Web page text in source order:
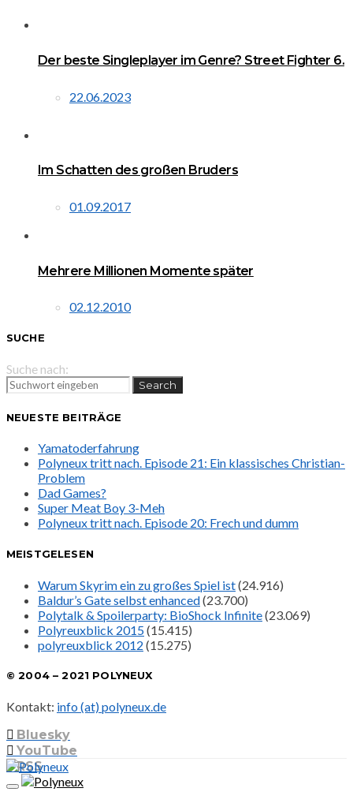
Der beste Singleplayer im Genre? Street Fighter 6.
22.06.2023
Im Schatten des großen Bruders
01.09.2017
Mehrere Millionen Momente später
02.12.2010
SUCHE
Suche nach:
Search
NEUESTE BEITRÄGE
Yamatoderfahrung
Polyneux tritt nach. Episode 21: Ein klassisches Christian-
Problem
Dad Games?
Super Meat Boy 3-Meh
Polyneux tritt nach. Episode 20: Frech und dumm
MEISTGELESEN
Warum Skyrim ein zu großes Spiel ist(24.916)
Baldur’s Gate selbst enhanced(23.700)
Polytalk & Spoilerparty: BioShock Infinite(23.069)
Polyreuxblick 2015(15.415)
polyreuxblick 2012 (15.275)
© 2004 – 2021 POLYNEUX
Kontakt: info (at) polyneux.de
Bluesky
YouTube
RSS